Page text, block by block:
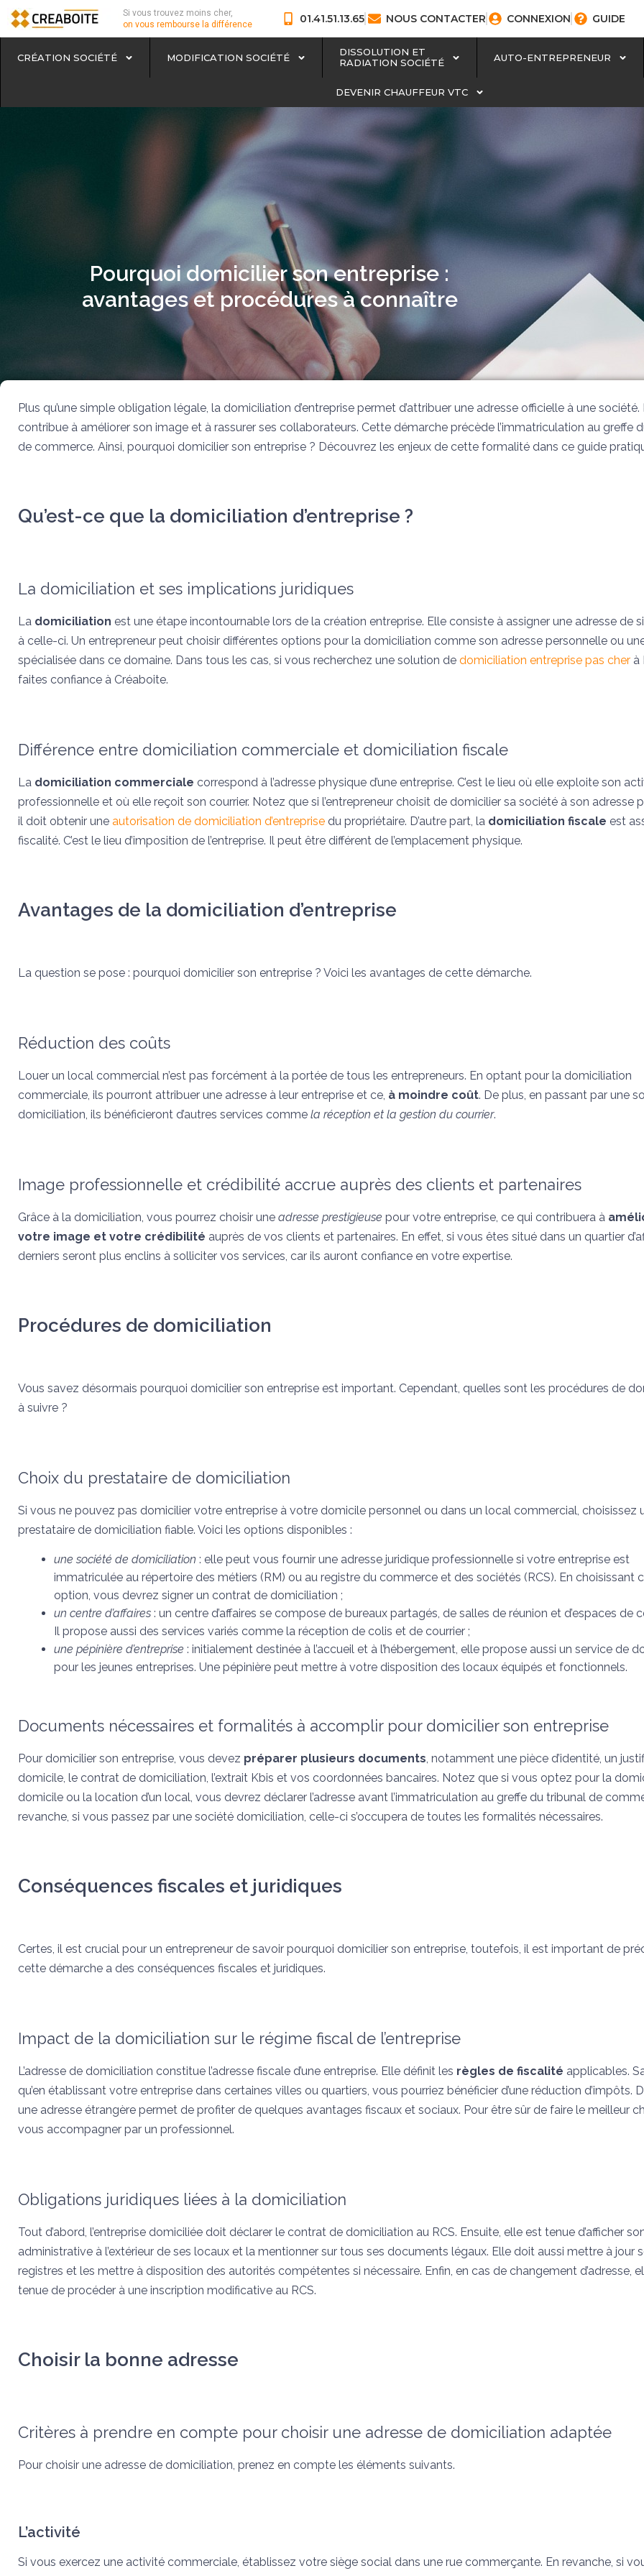
Si vous trouvez moins cher,
on vous rembourse la différence
01.41.51.13.65 NOUS CONTACTER CONNEXION GUIDE
CRÉATION SOCIÉTÉ MODIFICATION SOCIÉTÉ
DISSOLUTION ET
RADIATION SOCIÉTÉ
AUTO-ENTREPRENEUR
DEVENIR CHAUFFEUR VTC
Pourquoi domicilier son entreprise :
avantages et procédures à connaître
Plus qu’une simple obligation légale, la domiciliation d’entreprise permet d’attribuer une adresse officielle à une société.
contribue à améliorer son image et à rassurer ses collaborateurs. Cette démarche précède l’immatriculation au greffe
de commerce. Ainsi, pourquoi domicilier son entreprise ? Découvrez les enjeux de cette formalité dans ce guide
Qu’est-ce que la domiciliation d’entreprise ?
La domiciliation et ses implications juridiques
La domiciliation est une étape incontournable lors de la création entreprise. Elle consiste à assigner une adresse de
à celle-ci. Un entrepreneur peut choisir différentes options pour la domiciliation comme son adresse personnelle ou
spécialisée dans ce domaine. Dans tous les cas, si vous recherchez une solution de domiciliation entreprise pas cher à
faites confiance à Créaboite.
Différence entre domiciliation commerciale et domiciliation fiscale
La domiciliation commerciale correspond à l’adresse physique d’une entreprise. C’est le lieu où elle exploite son
professionnelle et où elle reçoit son courrier. Notez que si l’entrepreneur choisit de domicilier sa société à son adresse
il doit obtenir une autorisation de domiciliation d’entreprise du propriétaire. D’autre part, la domiciliation fiscale est
fiscalité. C’est le lieu d’imposition de l’entreprise. Il peut être différent de l’emplacement physique.
Avantages de la domiciliation d’entreprise
La question se pose : pourquoi domicilier son entreprise ? Voici les avantages de cette démarche.
Réduction des coûts
Louer un local commercial n’est pas forcément à la portée de tous les entrepreneurs. En optant pour la domiciliation
commerciale, ils pourront attribuer une adresse à leur entreprise et ce, à moindre coût. De plus, en passant par une
domiciliation, ils bénéficieront d’autres services comme la réception et la gestion du courrier.
Image professionnelle et crédibilité accrue auprès des clients et partenaires
Grâce à la domiciliation, vous pourrez choisir une adresse prestigieuse pour votre entreprise, ce qui contribuera à
votre image et votre crédibilité auprès de vos clients et partenaires. En effet, si vous êtes situé dans un quartier
derniers seront plus enclins à solliciter vos services, car ils auront confiance en votre expertise.
Procédures de domiciliation
Vous savez désormais pourquoi domicilier son entreprise est important. Cependant, quelles sont les procédures de
à suivre ?
Choix du prestataire de domiciliation
Si vous ne pouvez pas domicilier votre entreprise à votre domicile personnel ou dans un local commercial, choisissez
prestataire de domiciliation fiable. Voici les options disponibles :
une société de domiciliation : elle peut vous fournir une adresse juridique professionnelle si votre entreprise est
immatriculée au répertoire des métiers (RM) ou au registre du commerce et des sociétés (RCS). En choisissant
option, vous devrez signer un contrat de domiciliation ;
un centre d’affaires : un centre d’affaires se compose de bureaux partagés, de salles de réunion et d’espaces de
Il propose aussi des services variés comme la réception de colis et de courrier ;
une pépinière d’entreprise : initialement destinée à l’accueil et à l’hébergement, elle propose aussi un service de
pour les jeunes entreprises. Une pépinière peut mettre à votre disposition des locaux équipés et fonctionnels.
Documents nécessaires et formalités à accomplir pour domicilier son entreprise
Pour domicilier son entreprise, vous devez préparer plusieurs documents, notamment une pièce d’identité, un
domicile, le contrat de domiciliation, l’extrait Kbis et vos coordonnées bancaires. Notez que si vous optez pour la
domicile ou la location d’un local, vous devrez déclarer l’adresse avant l’immatriculation au greffe du tribunal de
revanche, si vous passez par une société domiciliation, celle-ci s’occupera de toutes les formalités nécessaires.
Conséquences fiscales et juridiques
Certes, il est crucial pour un entrepreneur de savoir pourquoi domicilier son entreprise, toutefois, il est important de
cette démarche a des conséquences fiscales et juridiques.
Impact de la domiciliation sur le régime fiscal de l’entreprise
L’adresse de domiciliation constitue l’adresse fiscale d’une entreprise. Elle définit les règles de fiscalité applicables.
qu’en établissant votre entreprise dans certaines villes ou quartiers, vous pourriez bénéficier d’une réduction d’impôts.
une adresse étrangère permet de profiter de quelques avantages fiscaux et sociaux. Pour être sûr de faire le meilleur
vous accompagner par un professionnel.
Obligations juridiques liées à la domiciliation
Tout d’abord, l’entreprise domiciliée doit déclarer le contrat de domiciliation au RCS. Ensuite, elle est tenue d’afficher
administrative à l’extérieur de ses locaux et la mentionner sur tous ses documents légaux. Elle doit aussi mettre à jour
registres et les mettre à disposition des autorités compétentes si nécessaire. Enfin, en cas de changement d’adresse,
tenue de procéder à une inscription modificative au RCS.
Choisir la bonne adresse
Critères à prendre en compte pour choisir une adresse de domiciliation adaptée
Pour choisir une adresse de domiciliation, prenez en compte les éléments suivants.
L’activité
Si vous exercez une activité commerciale, établissez votre siège social dans une rue commerçante. En revanche, si